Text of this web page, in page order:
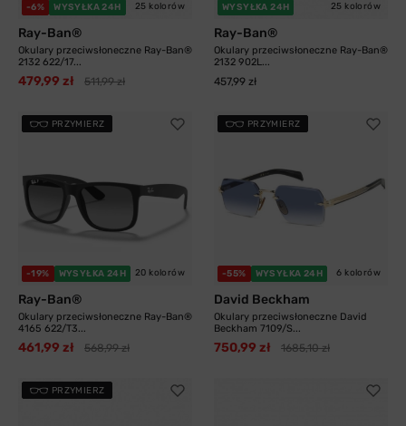
-6% WYSYŁKA 24H 25 kolorów
Ray-Ban®
Okulary przeciwsłoneczne Ray-Ban®
2132 622/17...
479,99 zł 511,99 zł
WYSYŁKA 24H 25 kolorów
Ray-Ban®
Okulary przeciwsłoneczne Ray-Ban®
2132 902L...
457,99 zł
PRZYMIERZ
-19% WYSYŁKA 24H 20 kolorów
Ray-Ban®
Okulary przeciwsłoneczne Ray-Ban®
4165 622/T3...
461,99 zł 568,99 zł
PRZYMIERZ
-55% WYSYŁKA 24H 6 kolorów
David Beckham
Okulary przeciwsłoneczne David
Beckham 7109/S...
750,99 zł 1685,10 zł
PRZYMIERZ